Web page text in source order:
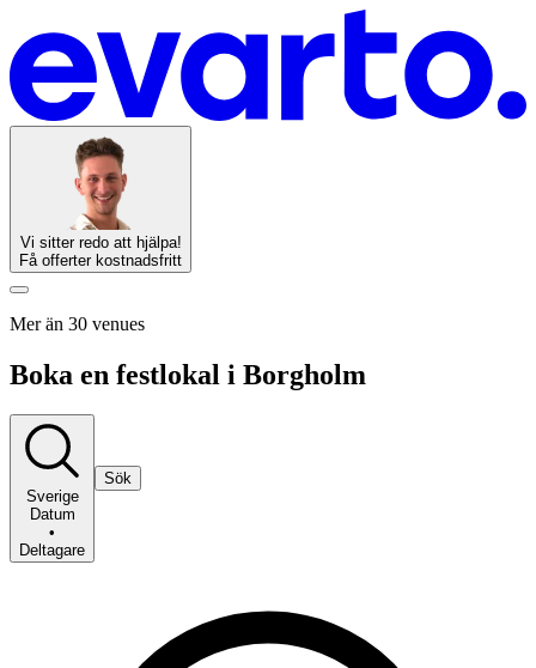
Vi sitter redo att hjälpa!
Få offerter kostnadsfritt
Mer än 30 venues
Boka en festlokal i Borgholm
Sverige
Datum
•
Deltagare
Sök